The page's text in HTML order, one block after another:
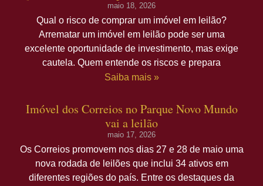
maio 18, 2026
Qual o risco de comprar um imóvel em leilão?
Arrematar um imóvel em leilão pode ser uma
excelente oportunidade de investimento, mas exige
cautela. Quem entende os riscos e prepara
Saiba mais »
Imóvel dos Correios no Parque Novo Mundo
vai a leilão
maio 17, 2026
Os Correios promovem nos dias 27 e 28 de maio uma
nova rodada de leilões que inclui 34 ativos em
diferentes regiões do país. Entre os destaques da